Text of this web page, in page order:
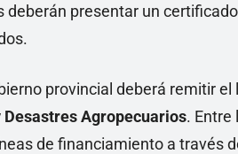
deberán presentar un
provincial deberá remitir
Desastres Agropecuarios.
de financiamiento a través